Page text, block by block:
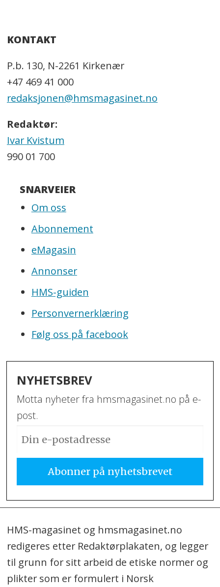
KONTAKT
P.b. 130, N-2261 Kirkenær
+47 469 41 000
redaksjonen@hmsmagasinet.no
Redaktør:
Ivar Kvistum
990 01 700
SNARVEIER
Om oss
Abonnement
eMagasin
Annonser
HMS-guiden
Personvernerklæring
Følg oss på facebook
NYHETSBREV
Motta nyheter fra hmsmagasinet.no på e-
post.
HMS-magasinet og hmsmagasinet.no
redigeres etter Redaktørplakaten, og legger
til grunn for sitt arbeid de etiske normer og
plikter som er formulert i Norsk